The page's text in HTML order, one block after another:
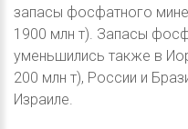
запасы фосфатного
1900 млн т). Запасы
уменьшились также в
200 млн т), России и
Израиле.